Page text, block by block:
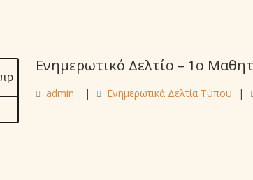
Ενημερωτικό Δελτίο – 1ο
admin_ | Ενημερωτικά Δελτία Τύπου |